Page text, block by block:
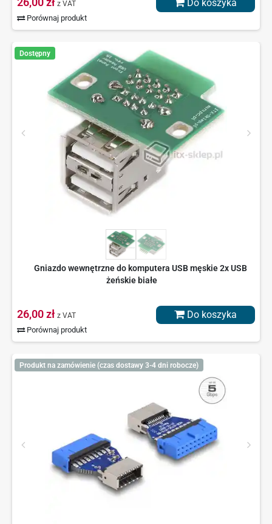
z VAT
Porównaj produkt
Do koszyka
Dostępny
Gniazdo wewnętrzne do komputera USB męskie 2x USB
żeńskie białe
26,00 zł z VAT
Porównaj produkt
Do koszyka
Produkt na zamówienie (czas dostawy 3-4 dni robocze)